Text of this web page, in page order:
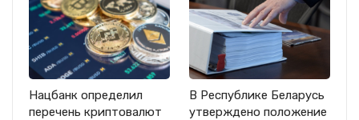
Нацбанк определил
перечень криптовалют
В Республике Беларусь
утверждено положение